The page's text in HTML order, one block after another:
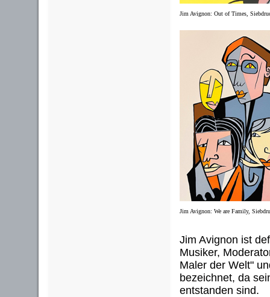
Jim Avignon: Out of Times,
Jim Avignon: We are Family,
Jim Avignon ist
Musiker,
Maler der Welt"
bezeichnet, da
entstanden sind.